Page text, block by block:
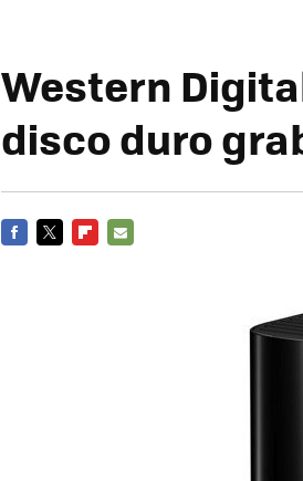
Western
disco duro